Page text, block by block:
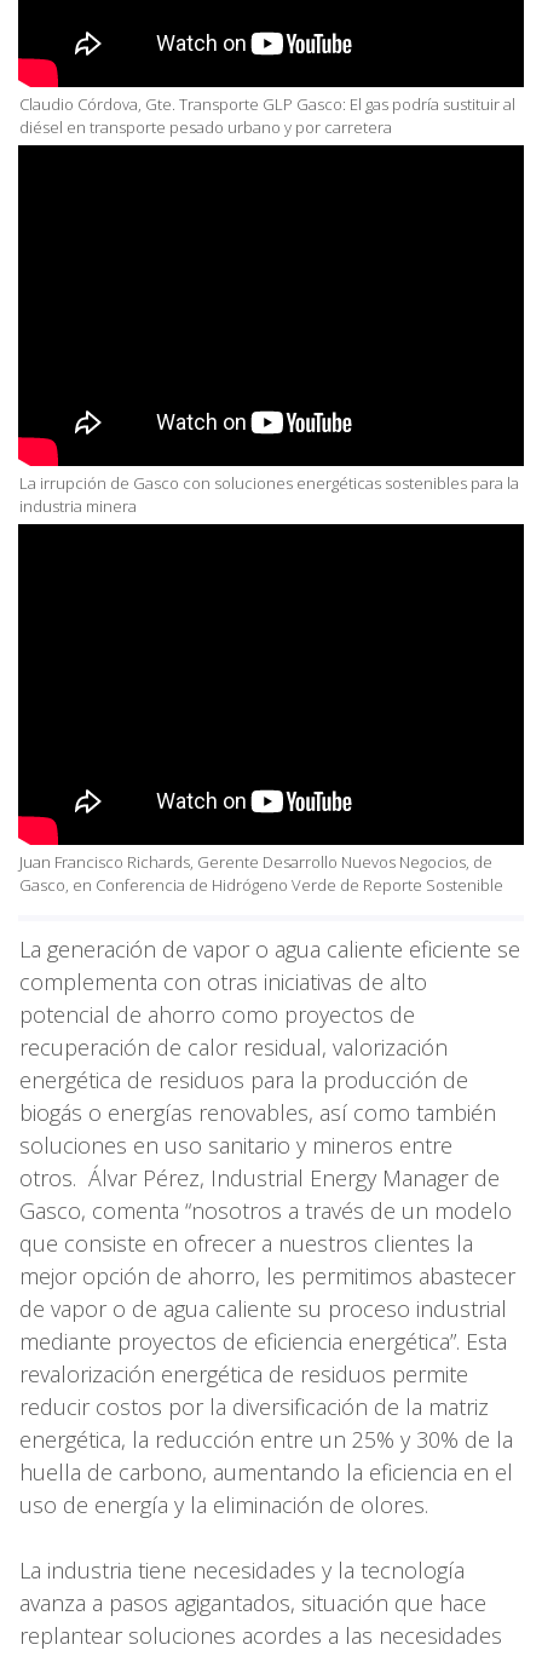
Claudio Córdova, Gte. Transporte GLP Gasco: El gas podría sustituir al
diésel en transporte pesado urbano y por carretera
La irrupción de Gasco con soluciones energéticas sostenibles para la
industria minera
Juan Francisco Richards, Gerente Desarrollo Nuevos Negocios, de
Gasco, en Conferencia de Hidrógeno Verde de Reporte Sostenible
La generación de vapor o agua caliente eficiente se
complementa con otras iniciativas de alto
potencial de ahorro como proyectos de
recuperación de calor residual, valorización
energética de residuos para la producción de
biogás o energías renovables, así como también
soluciones en uso sanitario y mineros entre
otros. Álvar Pérez, Industrial Energy Manager de
Gasco, comenta “nosotros a través de un modelo
que consiste en ofrecer a nuestros clientes la
mejor opción de ahorro, les permitimos abastecer
de vapor o de agua caliente su proceso industrial
mediante proyectos de eficiencia energética”. Esta
revalorización energética de residuos permite
reducir costos por la diversificación de la matriz
energética, la reducción entre un 25% y 30% de la
huella de carbono, aumentando la eficiencia en el
uso de energía y la eliminación de olores.
La industria tiene necesidades y la tecnología
avanza a pasos agigantados, situación que hace
replantear soluciones acordes a las necesidades